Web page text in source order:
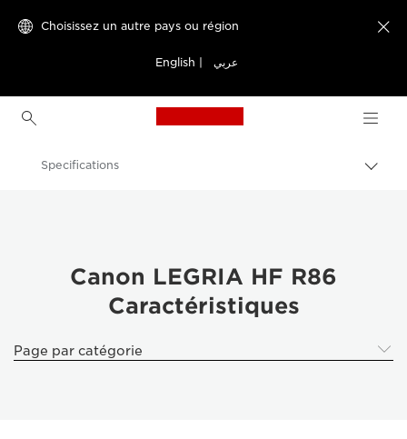
Choisissez un autre pays ou région
English عربي

Canon Logo, back to
Canon LEGRIA HF R86
Specifications
Canon LEGRIA HF R86
Caractéristiques
Page par catégorie